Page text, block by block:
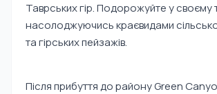
Таврських гір. Подорожуйте у своєму
насолоджуючись краєвидами
та гірських пейзажів.
Після прибуття до району Green